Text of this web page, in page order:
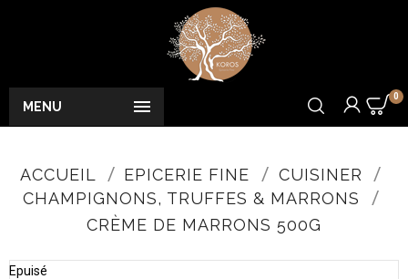

MENU
0
ACCUEIL EPICERIE FINE
CUISINER
CHAMPIGNONS, TRUFFES & MARRONS
CRÈME DE MARRONS 500G
Epuisé